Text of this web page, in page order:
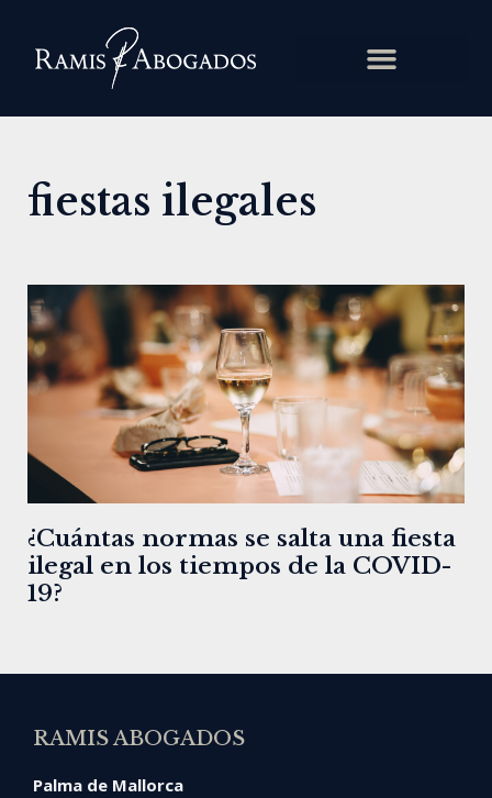
fiestas ilegales
¿Cuántas normas se salta una fiesta
ilegal en los tiempos de la COVID-
19?
RAMIS ABOGADOS
Palma de Mallorca